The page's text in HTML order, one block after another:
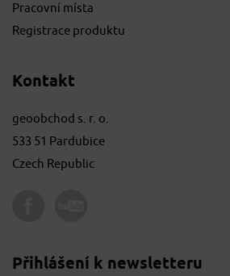
Pracovní místa
Registrace produktu
Kontakt
geoobchod s. r. o.
533 51 Pardubice
Czech Republic
Přihlášení k newsletteru